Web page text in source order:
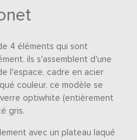
4 éléments qui sont
ils s'assemblent d'une
l'espace. cadre en acier
couleur. ce modèle se
optiwhite (entièrement
gris.
avec un plateau laqué